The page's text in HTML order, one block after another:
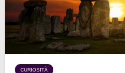
CURIOSITÀ